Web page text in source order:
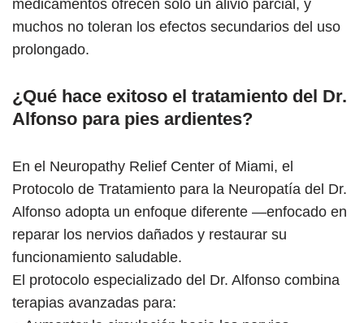
medicamentos ofrecen solo un alivio parcial, y
muchos no toleran los efectos secundarios del uso
prolongado.
¿Qué hace exitoso el tratamiento del Dr.
Alfonso para pies ardientes?
En el Neuropathy Relief Center of Miami, el
Protocolo de Tratamiento para la Neuropatía del Dr.
Alfonso adopta un enfoque diferente —enfocado en
reparar los nervios dañados y restaurar su
funcionamiento saludable.
El protocolo especializado del Dr. Alfonso combina
terapias avanzadas para: